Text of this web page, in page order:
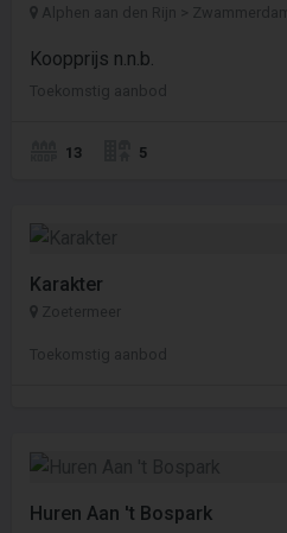
Alphen aan den Rijn > Zwammerdam
Koopprijs n.n.b.
Toekomstig aanbod
13 5
Karakter
Zoetermeer
Toekomstig aanbod
Huren Aan 't Bospark